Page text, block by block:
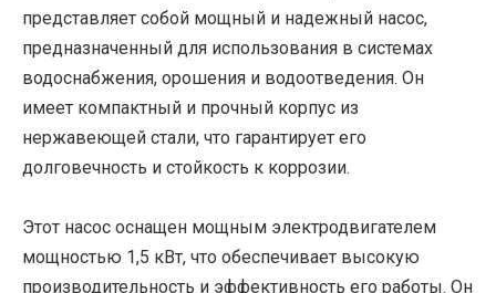
представляет собой мощный и надежный насос,
предназначенный для использования в системах
водоснабжения, орошения и водоотведения. Он
имеет компактный и прочный корпус из
нержавеющей стали, что гарантирует его
долговечность и стойкость к коррозии.
Этот насос оснащен мощным электродвигателем
мощностью 1,5 кВт, что обеспечивает высокую
производительность и эффективность его работы. Он